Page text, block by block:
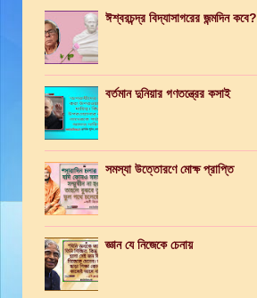
ঈশ্বরচন্দ্র বিদ্যাসাগরের জন্মদিন কবে?
বর্তমান দুনিয়ার গণতন্ত্রের কসাই
সমস্যা উত্তোরণে মোক্ষ প্রাপ্তি
জ্ঞান যে নিজেকে চেনায়